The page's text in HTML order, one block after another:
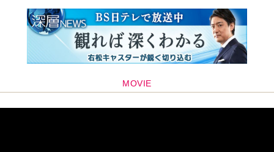
MOVIE